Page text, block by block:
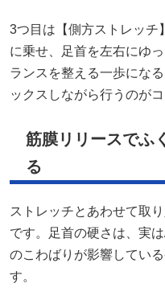
3つ目は【側方ストレッチ
に乗せ、足首を左右にゆ
ランスを整える一歩にな
ックスしながら行うのがコ
筋膜リリースでふ
る
ストレッチとあわせて取
です。足首の硬さは、実
のこわばりが影響してい
す。